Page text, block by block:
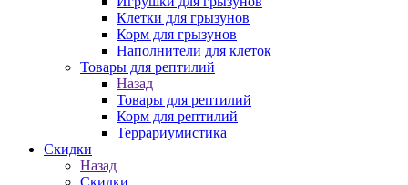
Клетки для грызунов
Корм для грызунов
Наполнители для клеток
Товары для рептилий
Назад
Товары для рептилий
Корм для рептилий
Террариумистика
Скидки
Назад
Скидки